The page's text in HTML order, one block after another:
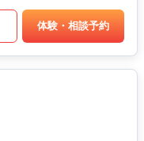
体験・相談予約